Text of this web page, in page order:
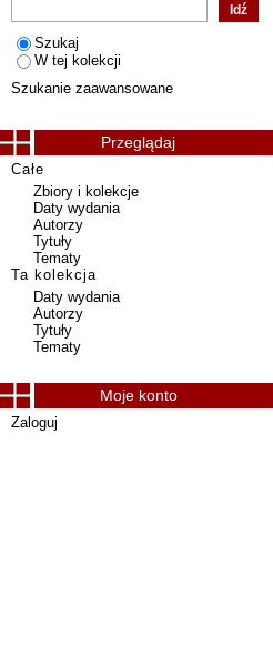
Szukaj
W tej kolekcji
Szukanie zaawansowane
Przeglądaj
Całe
Zbiory i kolekcje
Daty wydania
Autorzy
Tytuły
Tematy
Ta kolekcja
Daty wydania
Autorzy
Tytuły
Tematy
Moje konto
Zaloguj